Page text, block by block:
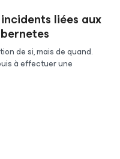
liées aux
de si, mais de quand.
à effectuer une